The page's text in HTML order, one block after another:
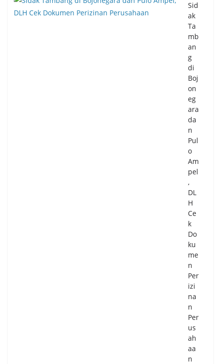
36
Pos
La
nsi
a,
Be
ny
am
in:
Wu
jud
ka
n
La
nsi
a
Se
hat
,
Akt
if,
da
n
Ba
ha
gia
06/
08/
20
26
0
Co
m
me
nts
Sid
ak
Ta
mb
an
g
di
Boj
on
eg
ara
da
n
Pul
o
Am
pel
,
DL
H
Ce
k
Do
ku
me
n
Per
izi
na
n
Per
us
ah
aa
n